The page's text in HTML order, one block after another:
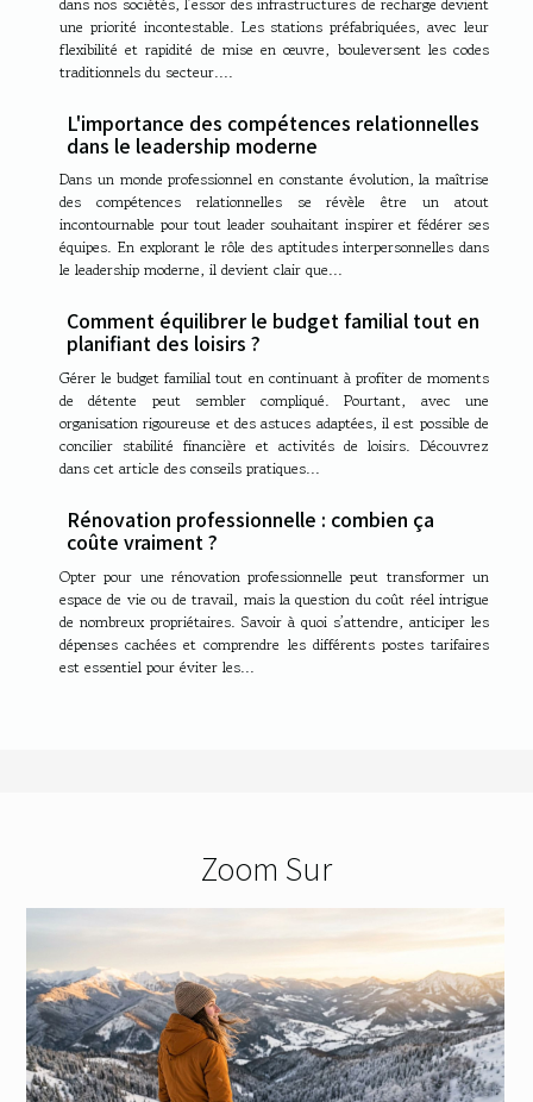
une priorité incontestable. Les stations préfabriquées, avec leur
flexibilité et rapidité de mise en œuvre, bouleversent les codes
traditionnels du secteur....
L'importance des compétences relationnelles
dans le leadership moderne
Dans un monde professionnel en constante évolution, la maîtrise
des compétences relationnelles se révèle être un atout
incontournable pour tout leader souhaitant inspirer et fédérer ses
équipes. En explorant le rôle des aptitudes interpersonnelles dans
le leadership moderne, il devient clair que...
Comment équilibrer le budget familial tout en
planifiant des loisirs ?
Gérer le budget familial tout en continuant à profiter de moments
de détente peut sembler compliqué. Pourtant, avec une
organisation rigoureuse et des astuces adaptées, il est possible de
concilier stabilité financière et activités de loisirs. Découvrez
dans cet article des conseils pratiques...
Rénovation professionnelle : combien ça
coûte vraiment ?
Opter pour une rénovation professionnelle peut transformer un
espace de vie ou de travail, mais la question du coût réel intrigue
de nombreux propriétaires. Savoir à quoi s’attendre, anticiper les
dépenses cachées et comprendre les différents postes tarifaires
est essentiel pour éviter les...
Zoom Sur